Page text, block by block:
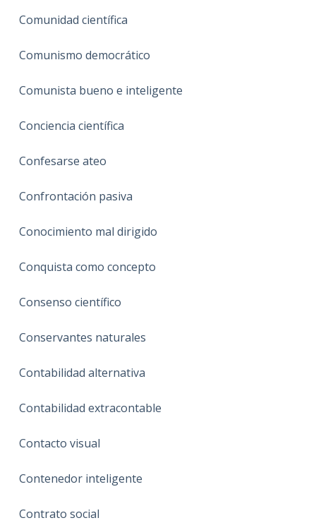
Comunidad científica
Comunismo democrático
Comunista bueno e inteligente
Conciencia científica
Confesarse ateo
Confrontación pasiva
Conocimiento mal dirigido
Conquista como concepto
Consenso científico
Conservantes naturales
Contabilidad alternativa
Contabilidad extracontable
Contacto visual
Contenedor inteligente
Contrato social